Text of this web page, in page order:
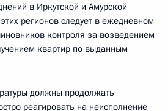
в Иркутской и Амурской
регионов следует в ежедневном
контроля за возведением
квартир по выданным
должны продолжать
реагировать на неисполнение